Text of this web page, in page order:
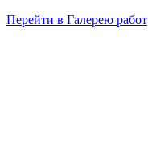
Перейти в Галерею работ